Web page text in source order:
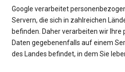
Google verarbeitet
Servern, die sich in zahlreichen
befinden. Daher verarbeiten wir
Daten gegebenenfalls auf einem
des Landes befindet, in dem Sie